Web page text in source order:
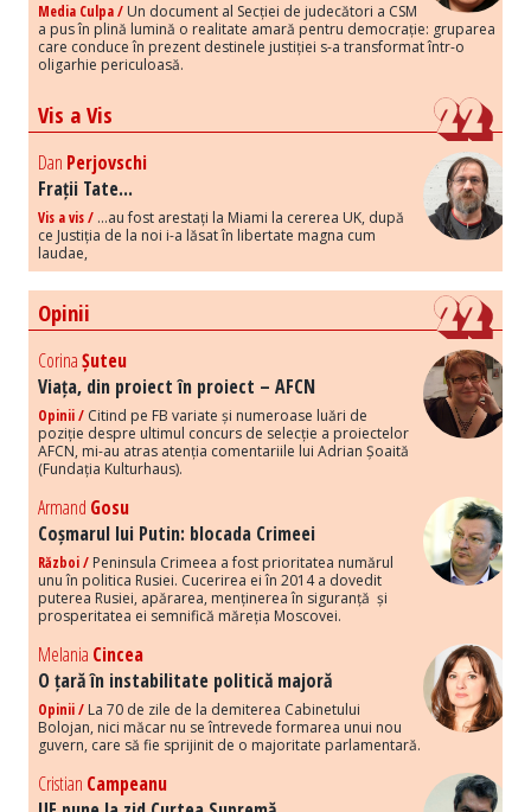
Media Culpa / Un document al Secției de judecători a CSM
a pus în plină lumină o realitate amară pentru democrație: gruparea
care conduce în prezent destinele justiției s-a transformat într-o
oligarhie periculoasă.
Vis a Vis
Dan Perjovschi
Frații Tate...
Vis a vis / ...au fost arestați la Miami la cererea UK, după
ce Justiția de la noi i-a lăsat în libertate magna cum
laudae,
Opinii
CorinaȘuteu
Viața, din proiect în proiect – AFCN
Opinii / Citind pe FB variate și numeroase luări de
poziție despre ultimul concurs de selecție a proiectelor
AFCN, mi-au atras atenția comentariile lui Adrian Șoaită
(Fundația Kulturhaus).
Armand Gosu
Coșmarul lui Putin: blocada Crimeei
Război / Peninsula Crimeea a fost prioritatea numărul
unu în politica Rusiei. Cucerirea ei în 2014 a dovedit
puterea Rusiei, apărarea, menținerea în siguranță și
prosperitatea ei semnifică măreția Moscovei.
Melania Cincea
O țară în instabilitate politică majoră
Opinii / La 70 de zile de la demiterea Cabinetului
Bolojan, nici măcar nu se întrevede formarea unui nou
guvern, care să fie sprijinit de o majoritate parlamentară.
Cristian Campeanu